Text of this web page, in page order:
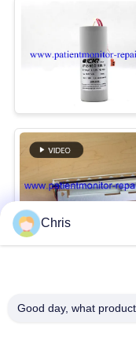
PRIVACY
POLICY
Chris
Good day, what